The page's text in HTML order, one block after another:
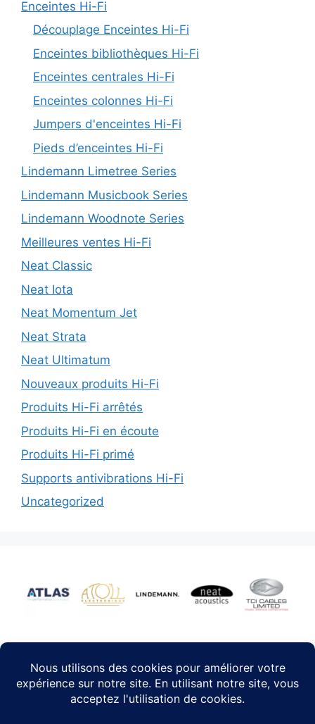
Enceintes Hi-Fi
Découplage Enceintes Hi-Fi
Enceintes bibliothèques Hi-Fi
Enceintes centrales Hi-Fi
Enceintes colonnes Hi-Fi
Jumpers d'enceintes Hi-Fi
Pieds d’enceintes Hi-Fi
Lindemann Limetree Series
Lindemann Musicbook Series
Lindemann Woodnote Series
Meilleures ventes Hi-Fi
Neat Classic
Neat Iota
Neat Momentum Jet
Neat Strata
Neat Ultimatum
Nouveaux produits Hi-Fi
Produits Hi-Fi arrêtés
Produits Hi-Fi en écoute
Produits Hi-Fi primé
Supports antivibrations Hi-Fi
Uncategorized